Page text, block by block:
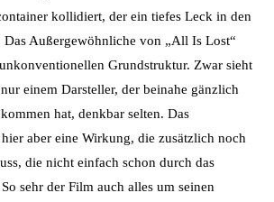
kollidiert, der ein tiefes Leck in den
Das Außergewöhnliche von „All Is Lost“
Grundstruktur. Zwar sieht
einem Darsteller, der beinahe gänzlich
hat, denkbar selten. Das
aber eine Wirkung, die zusätzlich noch
die nicht einfach schon durch das
sehr der Film auch alles um seinen